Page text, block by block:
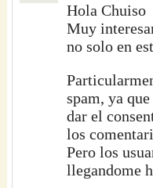
Hola Chuiso
Muy
no solo en
spam, ya
dar el
los
Pero los
llegandome